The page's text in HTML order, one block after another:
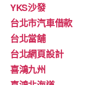
YKS沙發
台北市汽車借款
台北當舖
台北網頁設計
喜鴻九州